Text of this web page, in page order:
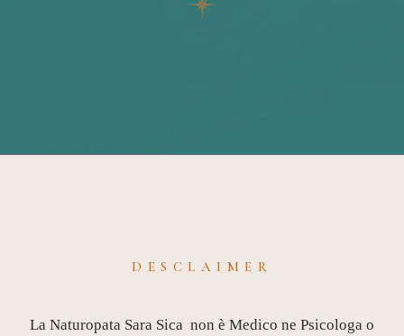
DESCLAIMER
La Naturopata Sara Sica non è Medico ne Psicologa o